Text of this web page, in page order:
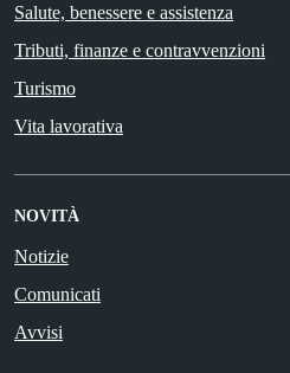
Salute, benessere e assistenza
Tributi, finanze e contravvenzioni
Turismo
Vita lavorativa
NOVITÀ
Notizie
Comunicati
Avvisi